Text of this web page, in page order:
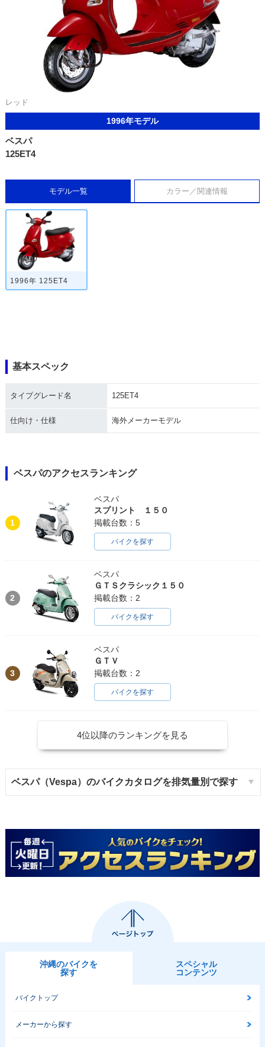
レッド
1996年モデル
ベスパ
125ET4
モデル一覧 カラー／関連情報
1996年 125ET4
基本スペック
タイプグレード名 125ET4
仕向け・仕様 海外メーカーモデル
ベスパのアクセスランキング
1
ベスパ
スプリント １５０
掲載台数：5
バイクを探す
2
ベスパ
ＧＴＳクラシック１５０
掲載台数：2
バイクを探す
3
ベスパ
ＧＴＶ
掲載台数：2
バイクを探す
4位以降のランキングを見る
ベスパ（Vespa）のバイクカタログを排気量別で探す
沖縄のバイクを
探す
スペシャル
コンテンツ
バイクトップ
メーカーから探す